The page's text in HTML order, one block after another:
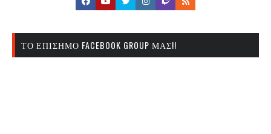
ΤΟ ΕΠΊΣΗΜΟ FACEBOOK GROUP ΜΑΣ!!